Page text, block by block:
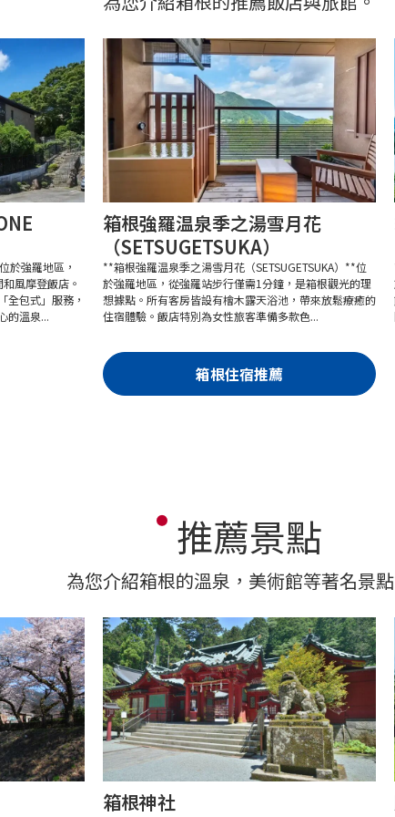
於強羅地區，
風摩登飯店。
全包式」服務，
的溫泉...
箱根強羅温泉季之湯雪月花
（SETSUGETSUKA）
**箱根強羅温泉季之湯雪月花（SETSUGETSUKA）**位
於強羅地區，從強羅站步行僅需1分鐘，是箱根觀光的理
想據點。所有客房皆設有檜木露天浴池，帶來放鬆療癒的
住宿體驗。飯店特別為女性旅客準備多款色...
箱根住宿推薦
推薦景點
為您介紹箱根的溫泉，美術館等著名景點
箱根神社